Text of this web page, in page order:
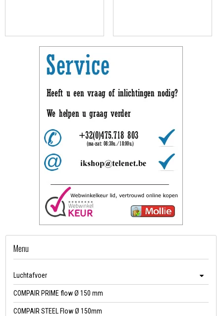
Menu
Luchtafvoer
COMPAIR PRIME flow Ø 150 mm
COMPAIR STEEL Flow Ø 150mm